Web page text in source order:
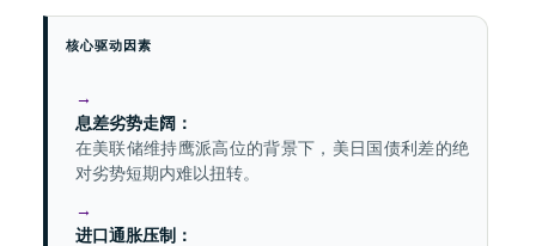
核心驱动因素
息差劣势走阔：
在美联储维持鹰派高位的背景下，美日国债利差的绝
对劣势短期内难以扭转。
进口通胀压制：